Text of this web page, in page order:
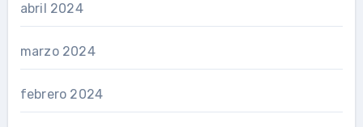
abril 2024
marzo 2024
febrero 2024